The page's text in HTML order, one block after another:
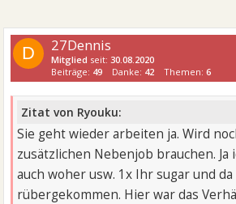
D 27Dennis
Mitglied seit:30.08.2020
Beiträge: 49 Danke: 42 Themen:6
Zitat von Ryouku:
Sie geht wieder arbeiten ja. Wird
zusätzlichen Nebenjob brauchen. Ja
auch woher usw. 1x Ihr sugar und
rübergekommen. Hier war das